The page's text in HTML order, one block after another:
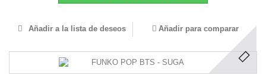
Añadir a la lista de deseos Añadir para comparar